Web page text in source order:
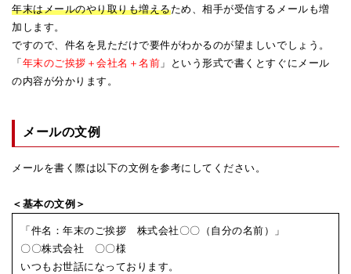
年末はメールのやり取りも増えるため、相手が受信するメールも増
加します。
ですので、件名を見ただけで要件がわかるのが望ましいでしょう。
「年末のご挨拶＋会社名＋名前 」という形式で書くとすぐにメール
の内容が分かります。
メールの文例
メールを書く際は以下の文例を参考にしてください。
＜基本の文例＞
「件名：年末のご挨拶 株式会社〇〇（自分の名前）」
〇〇株式会社 〇〇様
いつもお世話になっております。